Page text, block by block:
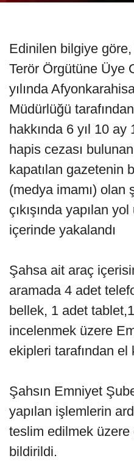
Edinilen bilgiye
Terör Örgütüne Üye
yılında
Müdürlüğü
hakkında 6 yıl 10
hapis cezası
kapatılan gazetenin
(medya imamı) olan
çıkışında yapılan
içerinde yakalandı
Şahsa ait araç
aramada 4 adet
bellek, 1 adet
incelenmek üzere
ekipleri tarafından el
Şahsın Emniyet
yapılan işlemlerin
teslim edilmek üzere
bildirildi.